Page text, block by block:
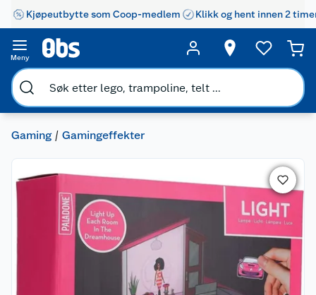
Kjøpeutbytte som Coop-medlem Klikk og hent innen 2
Meny
Gaming Gamingeffekter